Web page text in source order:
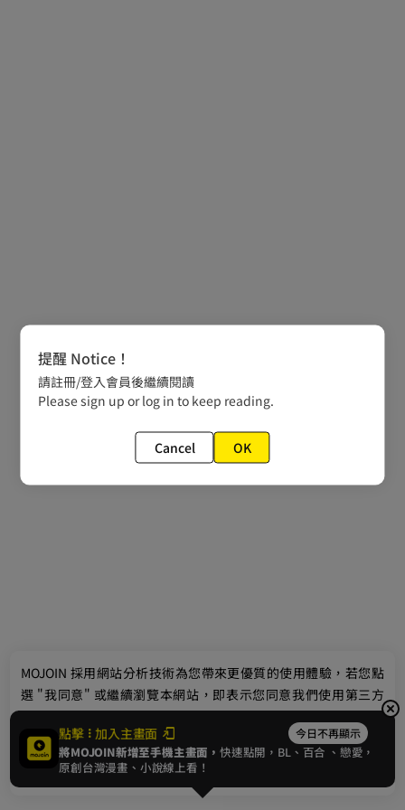
聯絡我們
© 2024 gamania Digital Entertainment Co., Ltd.
點擊 加入主畫面 今日不再顯示
將MOJOIN新增至手機主畫面，快速點開，BL、 百合 、戀愛，
原創台灣漫畫、小說線上看！
MOJOIN 採用網站分析技術為您帶來更優質的使用體驗，若您點
選 "我同意" 或繼續瀏覽本網站，即表示您同意我們使用第三方
Cookie，欲瞭解更多資訊請見隱私權政策。
我同意
提醒 Notice！
請註冊/登入會員後繼續閱讀
Please sign up or log in to keep reading.
Cancel OK